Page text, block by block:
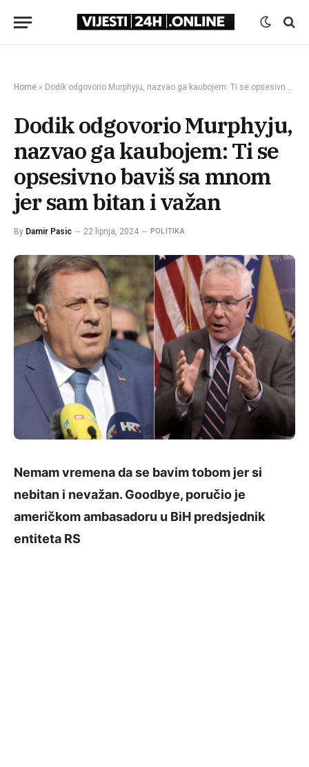
Home » Dodik odgovorio Murphyju, nazvao ga kaubojem: Ti se opsesivno baviš sa mnom јer sam bitan i važan
Dodik odgovorio Murphyju,
nazvao ga kaubojem: Ti se
opsesivno baviš sa mnom
јer sam bitan i važan
By Damir Pasic 22 lipnja, 2024 POLITIKA
Nemam vremena da se bavim tobom јer si
nebitan i nevažan. Goodbye, poručio je
američkom ambasadoru u BiH predsjednik
entiteta RS